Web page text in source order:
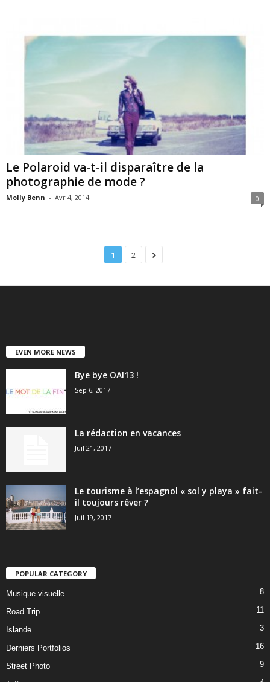
Le Polaroid va-t-il disparaître de la
photographie de mode ?
Molly Benn - Avr 4, 2014 0
1 2
EVEN MORE NEWS
Bye bye OAI13 !
Sep 6, 2017
La rédaction en vacances
Juil 21, 2017
Le tourisme à l’espagnol « sol y playa » fait-
il toujours rêver ?
Juil 19, 2017
POPULAR CATEGORY
Musique visuelle 8
Road Trip 11
Islande 3
Derniers Portfolios 16
Street Photo 9